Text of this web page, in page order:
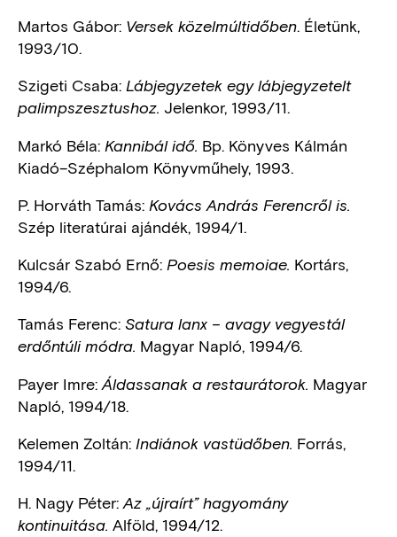
Martos Gábor: Versek közelmúltidőben. Életünk,
1993/10.
Szigeti Csaba: Lábjegyzetek egy lábjegyzetelt
palimpszesztushoz. Jelenkor, 1993/11.
Markó Béla: Kannibál idő. Bp. Könyves Kálmán
Kiadó–Széphalom Könyvműhely, 1993.
P. Horváth Tamás: Kovács András Ferencről is.
Szép literatúrai ajándék, 1994/1.
Kulcsár Szabó Ernő: Poesis memoiae. Kortárs,
1994/6.
Tamás Ferenc: Satura lanx – avagy vegyestál
erdőntúli módra. Magyar Napló, 1994/6.
Payer Imre: Áldassanak a restaurátorok. Magyar
Napló, 1994/18.
Kelemen Zoltán: Indiánok vastüdőben. Forrás,
1994/11.
H. Nagy Péter: Az „újraírt” hagyomány
kontinuitása. Alföld, 1994/12.